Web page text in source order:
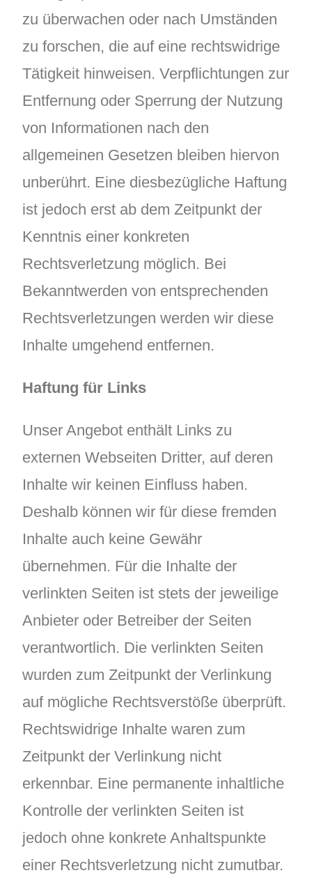
zu überwachen oder nach Umständen
zu forschen, die auf eine rechtswidrige
Tätigkeit hinweisen. Verpflichtungen zur
Entfernung oder Sperrung der Nutzung
von Informationen nach den
allgemeinen Gesetzen bleiben hiervon
unberührt. Eine diesbezügliche Haftung
ist jedoch erst ab dem Zeitpunkt der
Kenntnis einer konkreten
Rechtsverletzung möglich. Bei
Bekanntwerden von entsprechenden
Rechtsverletzungen werden wir diese
Inhalte umgehend entfernen.
Haftung für Links
Unser Angebot enthält Links zu
externen Webseiten Dritter, auf deren
Inhalte wir keinen Einfluss haben.
Deshalb können wir für diese fremden
Inhalte auch keine Gewähr
übernehmen. Für die Inhalte der
verlinkten Seiten ist stets der jeweilige
Anbieter oder Betreiber der Seiten
verantwortlich. Die verlinkten Seiten
wurden zum Zeitpunkt der Verlinkung
auf mögliche Rechtsverstöße überprüft.
Rechtswidrige Inhalte waren zum
Zeitpunkt der Verlinkung nicht
erkennbar. Eine permanente inhaltliche
Kontrolle der verlinkten Seiten ist
jedoch ohne konkrete Anhaltspunkte
einer Rechtsverletzung nicht zumutbar.